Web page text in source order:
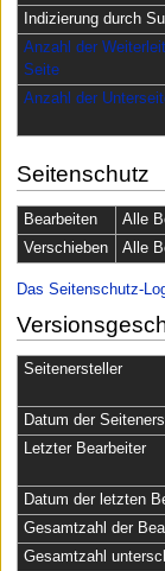
Indizierung durch
Anzahl der
Seite
Anzahl der
Seitenschutz
Bearbeiten
Alle
Verschieben
Alle
Das Seitenschutz-
Seitenersteller
Datum der
Letzter Bearbeiter
Datum der letzten
Gesamtzahl der
Gesamtzahl